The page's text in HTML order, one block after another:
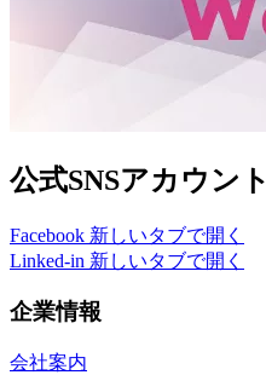
公式SNSアカウント
Facebook 新しいタブで開く
Linked-in 新しいタブで開く
企業情報
会社案内